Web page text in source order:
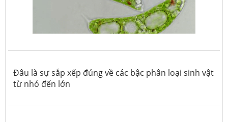
Đâu là sự sắp xếp đúng về các bậc phân loại sinh vật
từ nhỏ đến lớn